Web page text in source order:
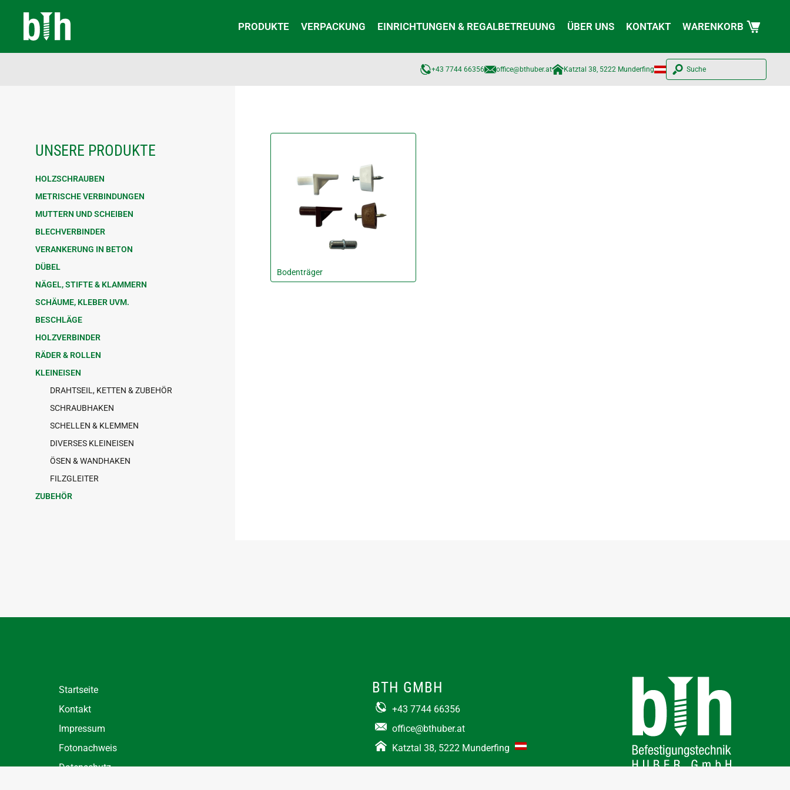
PRODUKTE VERPACKUNG EINRICHTUNGEN & REGALBETREUUNG ÜBER UNS KONTAKT WARENKORB
+43 7744 66356 office@bthuber.at​ Katztal 38, 5222 Munderfing Suche
UNSERE PRODUKTE
HOLZSCHRAUBEN
METRISCHE VERBINDUNGEN
MUTTERN UND SCHEIBEN
BLECHVERBINDER
VERANKERUNG IN BETON
DÜBEL
NÄGEL, STIFTE & KLAMMERN
SCHÄUME, KLEBER UVM.
BESCHLÄGE
HOLZVERBINDER
RÄDER & ROLLEN
KLEINEISEN
DRAHTSEIL, KETTEN & ZUBEHÖR
SCHRAUBHAKEN
SCHELLEN & KLEMMEN
DIVERSES KLEINEISEN
ÖSEN & WANDHAKEN
FILZGLEITER
ZUBEHÖR
Bodenträger
Startseite
Kontakt
Impressum
Fotonachweis
Datenschutz
BTH GMBH
+43 7744 66356
office@bthuber.at​
Katztal 38, 5222 Munderfing